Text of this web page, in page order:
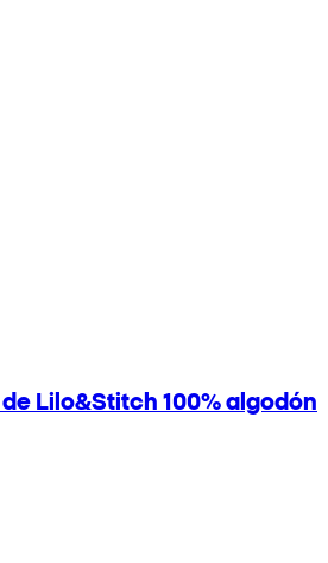
Lilo&Stitch 100% algodón